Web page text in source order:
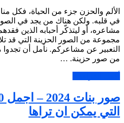
الألم والحزن جزء من الحياة، فكل
في قلبه. ولكن هناك من يجد في
مشاعره، أو ليتذكّر أحبابه الذين
مجموعة من الصور الحزينة التي قد
التعبير عن مشاعركم. نأمل أن تجدوا
من صور حزينة. …
التي يمكن ان تراها